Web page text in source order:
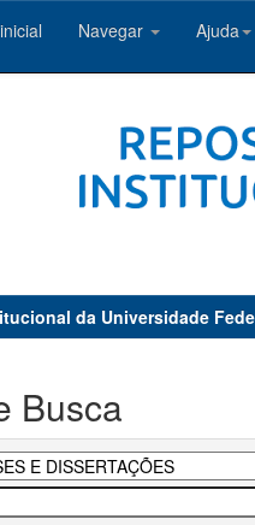
Navegar Ajuda
da Universidade
Busca